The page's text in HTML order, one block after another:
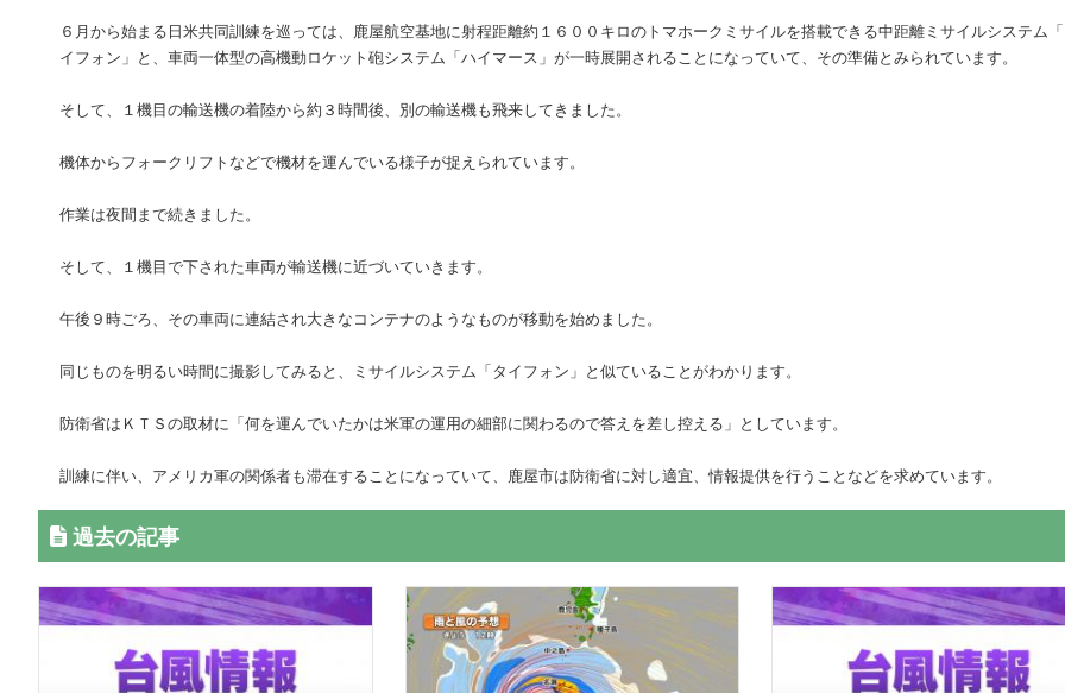
６月から始まる日米共同訓練を巡っては、鹿屋航空基地に射程距離約１６００キロのトマホークミサイルを搭載できる中距離ミサイルシステム
イフォン」と、車両一体型の高機動ロケット砲システム「ハイマース」が一時展開されることになっていて、その準備とみられています。
そして、１機目の輸送機の着陸から約３時間後、別の輸送機も飛来してきました。
機体からフォークリフトなどで機材を運んでいる様子が捉えられています。
作業は夜間まで続きました。
そして、１機目で下された車両が輸送機に近づいていきます。
午後９時ごろ、その車両に連結され大きなコンテナのようなものが移動を始めました。
同じものを明るい時間に撮影してみると、ミサイルシステム「タイフォン」と似ていることがわかります。
防衛省はＫＴＳの取材に「何を運んでいたかは米軍の運用の細部に関わるので答えを差し控える」としています。
訓練に伴い、アメリカ軍の関係者も滞在することになっていて、鹿屋市は防衛省に対し適宜、情報提供を行うことなどを求めています。
過去の記事